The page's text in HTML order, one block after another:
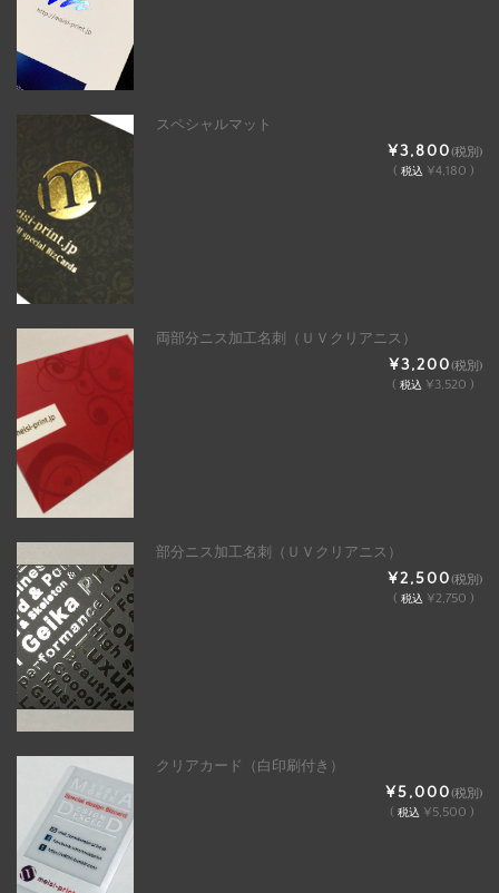
スペシャルマット
¥3,800(税別)
( 税込 ¥4,180 )
両部分ニス加工名刺（ＵＶクリアニス）
¥3,200(税別)
( 税込 ¥3,520 )
部分ニス加工名刺（ＵＶクリアニス）
¥2,500(税別)
( 税込 ¥2,750 )
クリアカード（白印刷付き）
¥5,000(税別)
( 税込 ¥5,500 )